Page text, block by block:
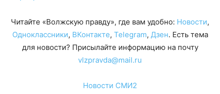
Читайте «Волжскую правду», где вам удобно: Новости,
Одноклассники, ВКонтакте, Telegram, Дзен. Есть тема
для новости? Присылайте информацию на почту
vlzpravda@mail.ru
Новости СМИ2